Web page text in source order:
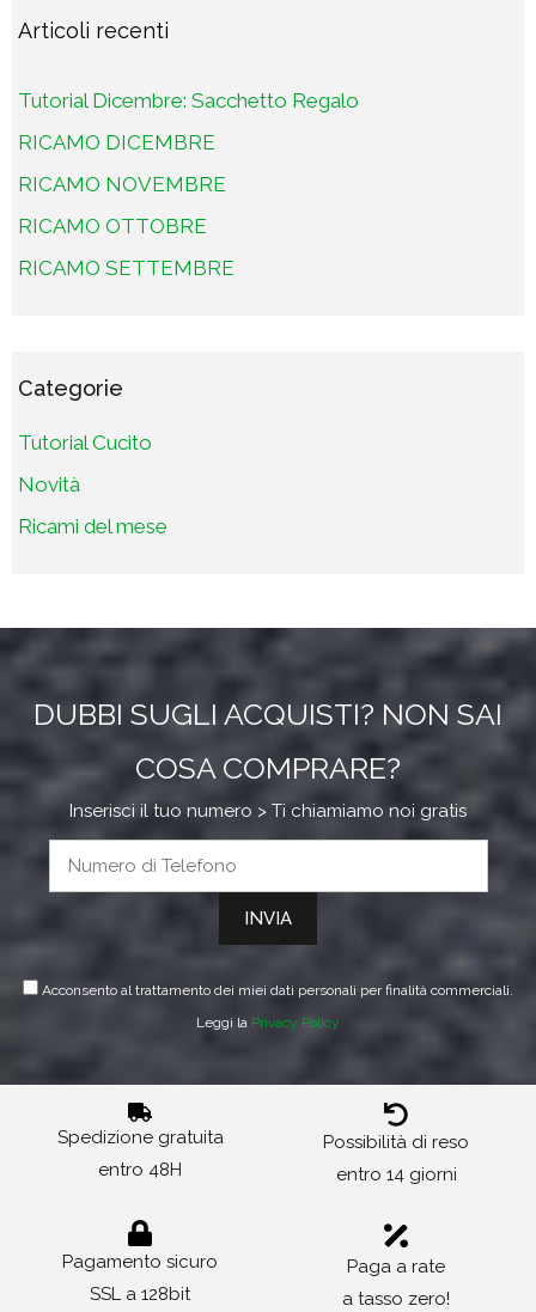
Articoli recenti
Tutorial Dicembre: Sacchetto Regalo
RICAMO DICEMBRE
RICAMO NOVEMBRE
RICAMO OTTOBRE
RICAMO SETTEMBRE
Categorie
Tutorial Cucito
Novità
Ricami del mese
DUBBI SUGLI ACQUISTI? NON SAI
COSA COMPRARE?
Inserisci il tuo numero > Ti chiamiamo noi gratis
Acconsento al trattamento dei miei dati personali per finalità commerciali.
Leggi la Privacy Policy
Spedizione gratuita
entro 48H
Possibilità di reso
entro 14 giorni
Pagamento sicuro
SSL a 128bit
Paga a rate
a tasso zero!